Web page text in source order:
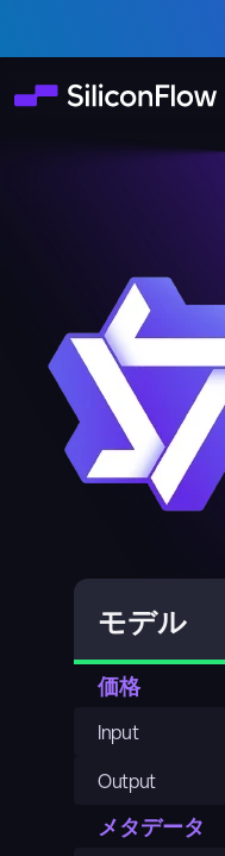
モデル
価格
Input
Output
メタデータ